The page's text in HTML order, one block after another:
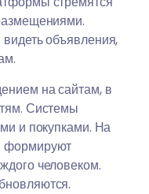
объявления,
на сайтам, в
Системы
и покупками. На
формируют
человеком.